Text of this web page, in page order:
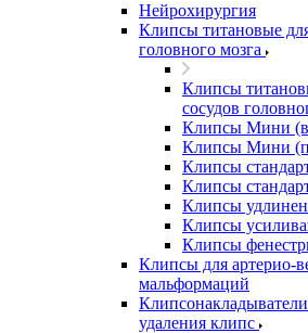
Нейрохирургия
Клипсы титановые
головного мозга
Клипсы
сосудов
Клипсы Мини
Клипсы Мини
Клипсы
Клипсы
Клипсы
Клипсы
Клипсы
Клипсы для артерио-
мальформаций
удаления клипс